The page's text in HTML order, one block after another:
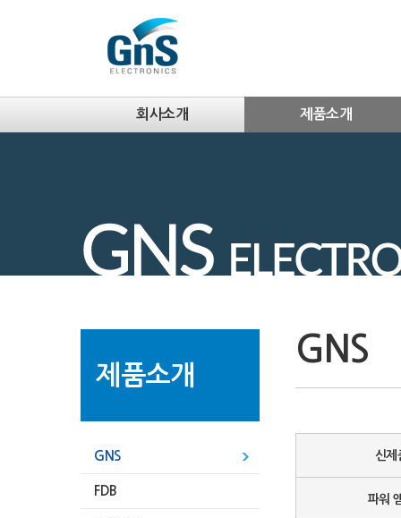
회사소개 제품소개
제품소개
GNS
FDB
GNS
신제
파워